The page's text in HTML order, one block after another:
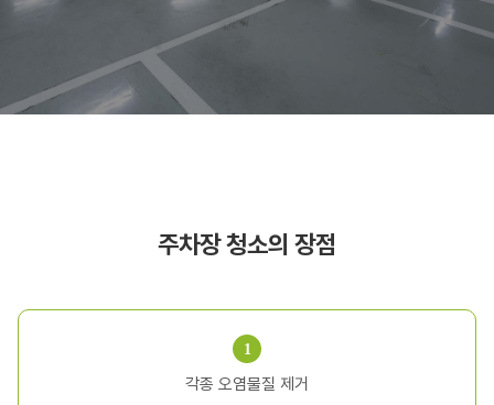
주차장 청소의 장점
각종 오염물질 제거